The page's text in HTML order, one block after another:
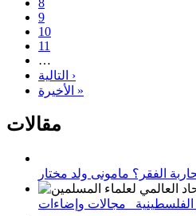
9
10
11
…
التالية ›
الأخيرة »
مقالات
الفقر؟ مامونى ولد مختار
الفلسطينية_ مجالات وإضاءات